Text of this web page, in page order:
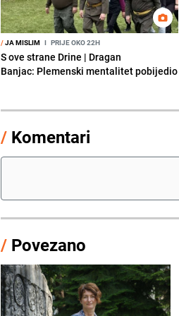
/JA MISLIM I PRIJE OKO 22H
S ove strane Drine | Dragan
Banjac: Plemenski mentalitet pobijedio
/ Komentari
/ Povezano